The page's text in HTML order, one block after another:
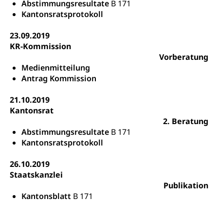
Abstimmungsresultate B 171
Kantonsratsprotokoll
23.09.2019
KR-Kommission
Vorberatung
Medienmitteilung
Antrag Kommission
21.10.2019
Kantonsrat
2. Beratung
Abstimmungsresultate B 171
Kantonsratsprotokoll
26.10.2019
Staatskanzlei
Publikation
Kantonsblatt B 171
Betreuungsangebote
Schulliste
Universität Luzern
Fachstelle Hochschulbildung
Kindergarten, Kinderkrippe, Krippe, Kinderhort,
Kindertagesstätte, Spielgruppe, Tagesmutter,
Freiwilliges Kindergarten Jahr
Frühe Sprachförderung
Gesundheit und Soziales
Konsumentenrechte, Produktsicherheit,
Preisüberwachung, Preisüberwacher,
Konsumentenorganisation, parallele Einfuhr,
regionale Erschöpfung, nationale Erschöpfung,
internationale Erschöpfung, Preisabsprache, Kartell,
Lebensmittelkontrolle und
Krankenversicherung
Unfallversicherung, Berufsunfallversicherung,
Krankheit, Unfall, Prämienverbilligung,